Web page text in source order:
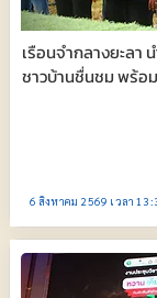
เรือนจำกลางยะล
ชาวบ้านชื่นชม พร้อ
6 สิงหาคม 2569 เวลา